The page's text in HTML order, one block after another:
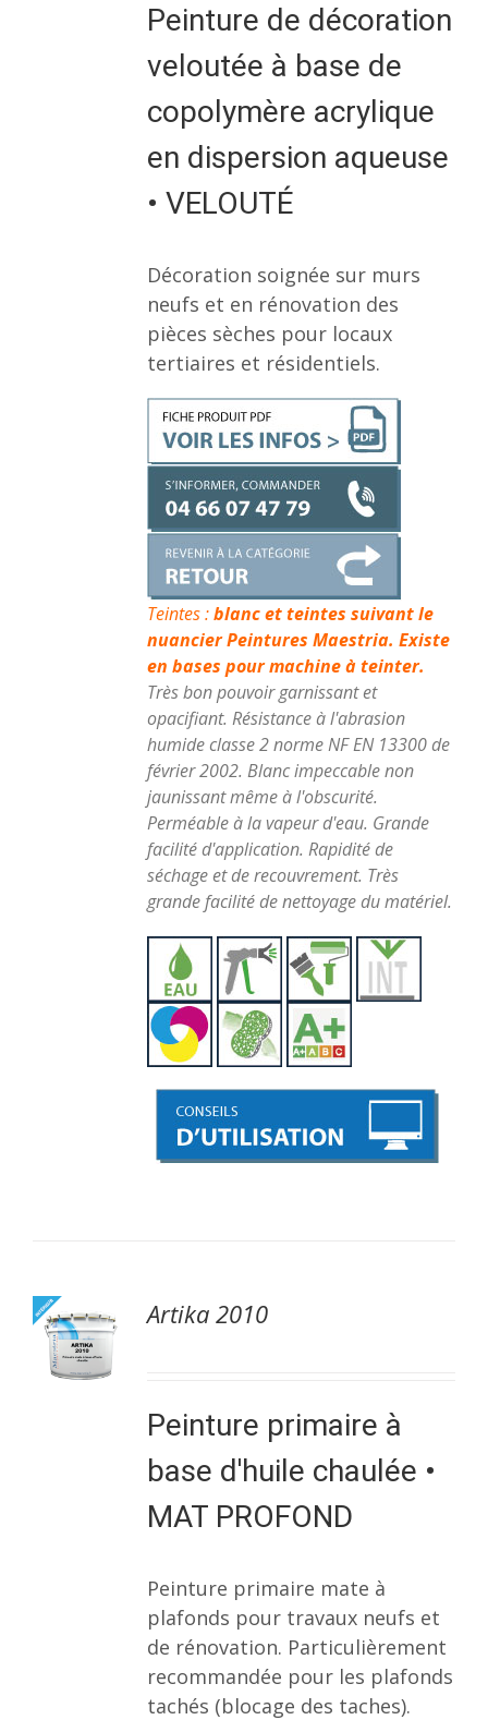
Peinture de décoration
veloutée à base de
copolymère acrylique
en dispersion aqueuse
• VELOUTÉ
Décoration soignée sur murs
neufs et en rénovation des
pièces sèches pour locaux
tertiaires et résidentiels.
Teintes :blanc et teintes suivant le
nuancier Peintures Maestria. Existe
en bases pour machine à teinter.
Très bon pouvoir garnissant et
opacifiant. Résistance à l'abrasion
humide classe 2 norme NF EN 13300 de
février 2002. Blanc impeccable non
jaunissant même à l'obscurité.
Perméable à la vapeur d'eau. Grande
facilité d'application. Rapidité de
séchage et de recouvrement. Très
grande facilité de nettoyage du matériel.
Artika 2010
Peinture primaire à
base d'huile chaulée •
MAT PROFOND
Peinture primaire mate à
plafonds pour travaux neufs et
de rénovation. Particulièrement
recommandée pour les plafonds
tachés (blocage des taches).